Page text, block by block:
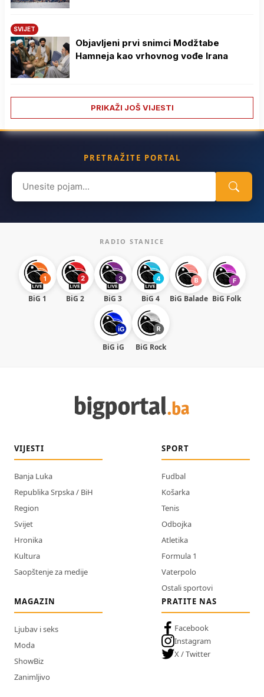
SVIJET
Objavljeni prvi snimci Modžtabe
Hamneja kao vrhovnog vođe Irana
PRIKAŽI JOŠ VIJESTI
PRETRAŽITE PORTAL
Search
for:
RADIO STANICE
BiG 1 BiG 2 BiG 3 BiG 4 BiG Balade BiG Folk
BiG iG BiG Rock
VIJESTI
Banja Luka
Republika Srpska / BiH
Region
Svijet
Hronika
Kultura
Saopštenje za medije
SPORT
Fudbal
Košarka
Tenis
Odbojka
Atletika
Formula 1
Vaterpolo
Ostali sportovi
MAGAZIN
Ljubav i seks
Moda
ShowBiz
Zanimljivo
PRATITE NAS
Facebook
Instagram
X / Twitter